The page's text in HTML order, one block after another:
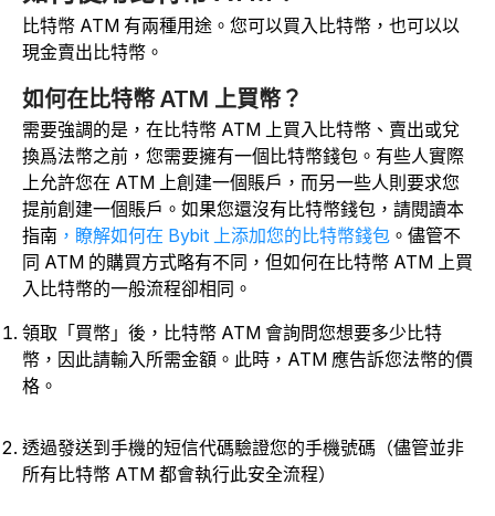
比特幣 ATM 有兩種用途。您可以買入比特幣，也可以以
現金賣出比特幣。
如何在比特幣 ATM 上買幣？
需要強調的是，在比特幣 ATM 上買入比特幣、賣出或兌
換爲法幣之前，您需要擁有一個比特幣錢包。有些人實際
上允許您在 ATM 上創建一個賬戶，而另一些人則要求您
提前創建一個賬戶。如果您還沒有比特幣錢包，請閱讀本
指南 ，瞭解如何在 Bybit 上添加您的比特幣錢包 。儘管不
同 ATM 的購買方式略有不同，但如何在比特幣 ATM 上買
入比特幣的一般流程卻相同。
領取「買幣」後，比特幣 ATM 會詢問您想要多少比特
幣，因此請輸入所需金額。此時，ATM 應告訴您法幣的價
格。
透過發送到手機的短信代碼驗證您的手機號碼（儘管並非
所有比特幣 ATM 都會執行此安全流程）